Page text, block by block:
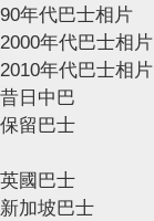
90年代巴士相片
2000年代巴士相片
2010年代巴士相片
昔日中巴
保留巴士
英國巴士
新加坡巴士